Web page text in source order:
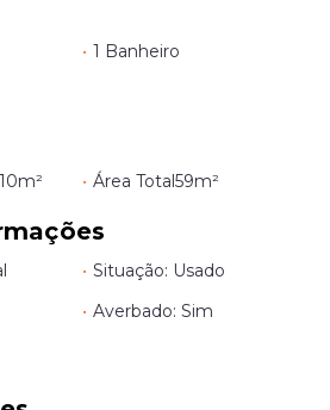
• 1 Banheiro
• Área Total59m²
• Situação: Usado
• Averbado: Sim